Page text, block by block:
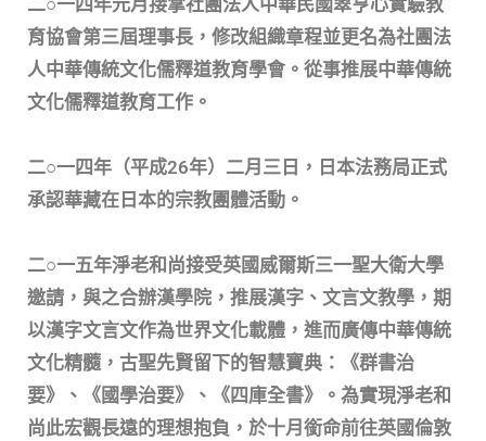
二○一四年元月接掌社團法人中華民國翠亨心實驗教
育協會第三屆理事長，修改組織章程並更名為社團法
人中華傳統文化儒釋道教育學會。從事推展中華傳統
文化儒釋道教育工作。
二○一四年（平成26年）二月三日，日本法務局正式
承認華藏在日本的宗教團體活動。
二○一五年淨老和尚接受英國威爾斯三一聖大衛大學
邀請，與之合辦漢學院，推展漢字、文言文教學，期
以漢字文言文作為世界文化載體，進而廣傳中華傳統
文化精髓，古聖先賢留下的智慧寶典：《群書治
要》、《國學治要》、《四庫全書》。為實現淨老和
尚此宏觀長遠的理想抱負，於十月銜命前往英國倫敦